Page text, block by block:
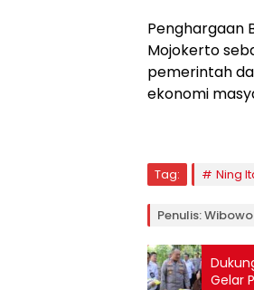
Penghargaan
Mojokerto
pemerintah
ekonomi
Tag: Ning
Penulis: Wibowo
Gelar